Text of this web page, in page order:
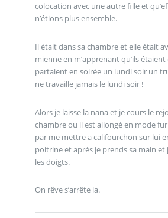
colocation avec une autre fille et
n’étions plus ensemble.
Il était dans sa chambre et elle était
mienne en m’apprenant qu’ils étaient
partaient en soirée un lundi soir un
ne travaille jamais le lundi soir !
Alors je laisse la nana et je cours le
chambre ou il est allongé en mode
par me mettre a califourchon sur lui
poitrine et après je prends sa main
les doigts.
On rêve s’arrête la.